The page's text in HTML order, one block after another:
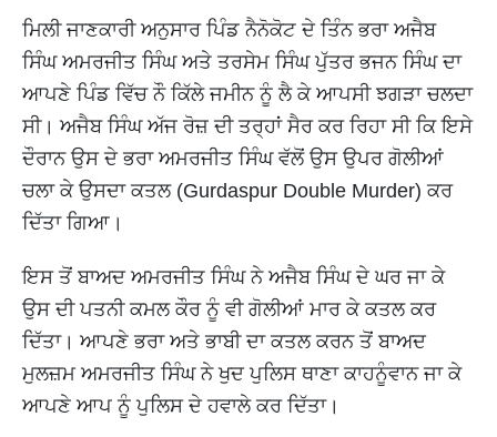
ਮਿਲੀ ਜਾਣਕਾਰੀ ਅਨੁਸਾਰ ਪਿੰਡ ਨੈਨੋਕੋਟ ਦੇ ਤਿੰਨ ਭਰਾ ਅਜੈਬ
ਸਿੰਘ ਅਮਰਜੀਤ ਸਿੰਘ ਅਤੇ ਤਰਸੇਮ ਸਿੰਘ ਪੁੱਤਰ ਭਜਨ ਸਿੰਘ ਦਾ
ਆਪਣੇ ਪਿੰਡ ਵਿੱਚ ਨੌ ਕਿੱਲੇ ਜਮੀਨ ਨੂੰ ਲੈ ਕੇ ਆਪਸੀ ਝਗੜਾ ਚਲਦਾ
ਸੀ। ਅਜੈਬ ਸਿੰਘ ਅੱਜ ਰੋਜ਼ ਦੀ ਤਰ੍ਹਾਂ ਸੈਰ ਕਰ ਰਿਹਾ ਸੀ ਕਿ ਇਸੇ
ਦੌਰਾਨ ਉਸ ਦੇ ਭਰਾ ਅਮਰਜੀਤ ਸਿੰਘ ਵੱਲੋਂ ਉਸ ਉਪਰ ਗੋਲੀਆਂ
ਚਲਾ ਕੇ ਉਸਦਾ ਕਤਲ (Gurdaspur Double Murder) ਕਰ
ਦਿੱਤਾ ਗਿਆ।
ਇਸ ਤੋਂ ਬਾਅਦ ਅਮਰਜੀਤ ਸਿੰਘ ਨੇ ਅਜੈਬ ਸਿੰਘ ਦੇ ਘਰ ਜਾ ਕੇ
ਉਸ ਦੀ ਪਤਨੀ ਕਮਲ ਕੌਰ ਨੂੰ ਵੀ ਗੋਲੀਆਂ ਮਾਰ ਕੇ ਕਤਲ ਕਰ
ਦਿੱਤਾ। ਆਪਣੇ ਭਰਾ ਅਤੇ ਭਾਬੀ ਦਾ ਕਤਲ ਕਰਨ ਤੋਂ ਬਾਅਦ
ਮੁਲਜ਼ਮ ਅਮਰਜੀਤ ਸਿੰਘ ਨੇ ਖੁਦ ਪੁਲਿਸ ਥਾਣਾ ਕਾਹਨੂੰਵਾਨ ਜਾ ਕੇ
ਆਪਣੇ ਆਪ ਨੂੰ ਪੁਲਿਸ ਦੇ ਹਵਾਲੇ ਕਰ ਦਿੱਤਾ।